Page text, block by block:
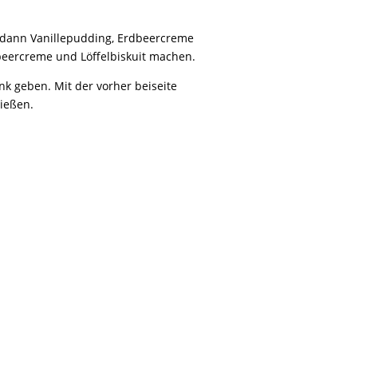
Vanillepudding, Erdbeercreme
und Löffelbiskuit machen.
geben. Mit der vorher beiseite